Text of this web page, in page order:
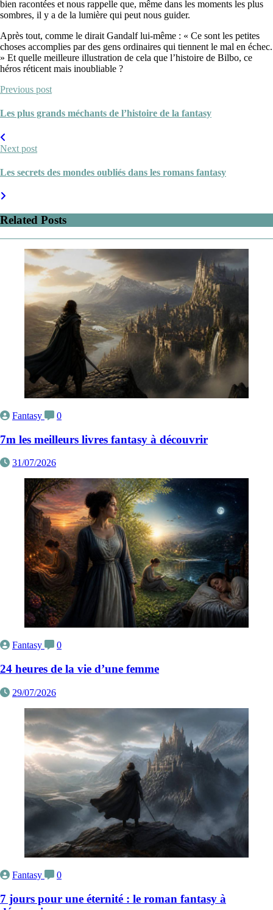
bien racontées et nous rappelle que, même dans les moments les plus
sombres, il y a de la lumière qui peut nous guider.
Après tout, comme le dirait Gandalf lui-même : « Ce sont les petites
choses accomplies par des gens ordinaires qui tiennent le mal en échec.
» Et quelle meilleure illustration de cela que l’histoire de Bilbo, ce
héros réticent mais inoubliable ?
Previous post
Les plus grands méchants de l’histoire de la fantasy
Next post
Les secrets des mondes oubliés dans les romans fantasy
Related Posts
Fantasy 0
7m les meilleurs livres fantasy à découvrir
31/07/2026
Fantasy 0
24 heures de la vie d’une femme
29/07/2026
Fantasy 0
7 jours pour une éternité : le roman fantasy à